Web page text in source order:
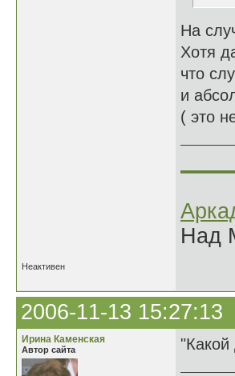
На
Хотя
что
и
( это
Над
Неактивен
2006-11-13 15:27:13
Ирина Каменская
Автор сайта "Какой